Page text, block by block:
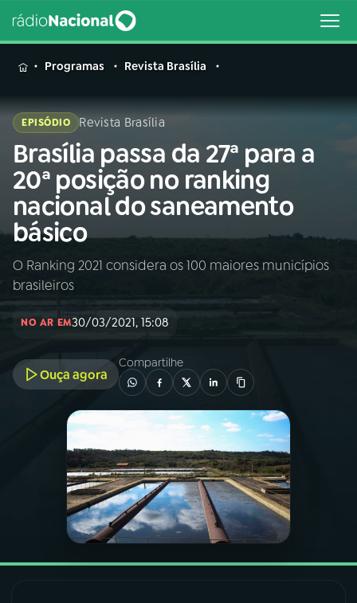
MENU
Buscar
na
Rádio
Nacional
Buscar
AO VIVO
01INÍCIO
PROGRAMAÇÃO
PROGRAMAS
PODCASTS
Programas Revista Brasília
EPISÓDIO Revista Brasília
Brasília passa da 27ª para a
20ª posição no ranking
nacional do saneamento
básico
O Ranking 2021 considera os 100 maiores municípios
brasileiros
NO AR EM30/03/2021, 15:08
Ouça agora
Compartilhe